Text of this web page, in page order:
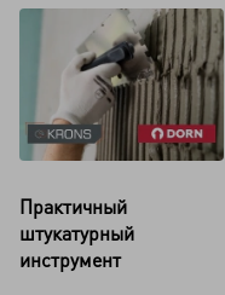
Практичный
штукатурный
инструмент